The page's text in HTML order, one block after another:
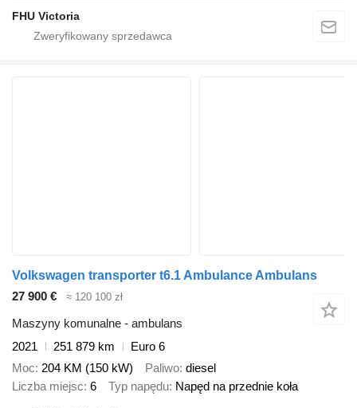
FHU Victoria
Volkswagen transporter t6.1 Ambulance Ambulans
27 900 €
≈ 120 100 zł
Maszyny komunalne - ambulans
2021
251 879 km
Euro 6
Moc 204 KM (150 kW) Paliwo diesel
Liczba miejsc 6 Typ napędu Napęd na przednie koła